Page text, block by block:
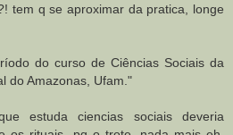
tem q se aproximar da pratica, longe
do curso de Ciências Sociais da
do Amazonas, Ufam."
estuda ciencias sociais deveria